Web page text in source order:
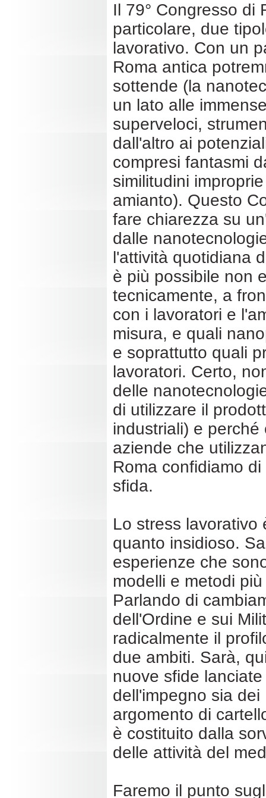
Il 79° Congresso di
particolare, due
lavorativo. Con un
Roma antica
sottende (la
un lato alle
superveloci,
dall'altro ai
compresi fantasmi
similitudini
amianto). Questo
fare chiarezza su
dalle
l'attività quotidiana
è più possibile non
tecnicamente, a
con i lavoratori e
misura, e quali
e soprattutto quali
lavoratori. Certo,
delle
di utilizzare il
industriali) e
aziende che
Roma confidiamo
sfida.
Lo stress lavorativo
quanto insidioso.
esperienze che
modelli e metodi
Parlando di
dell'Ordine e sui
radicalmente il
due ambiti. Sarà,
nuove sfide
dell'impegno sia
argomento di
è costituito dalla
delle attività del
Faremo il punto